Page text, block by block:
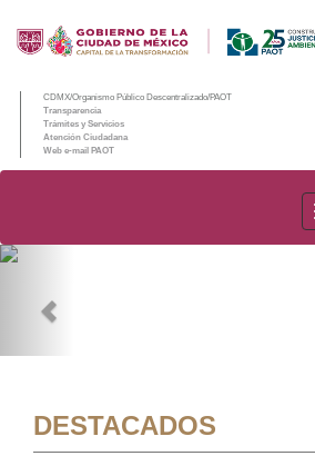
CDMX/Organismo Público Descentralizado/PAOT
Transparencia
Trámites y Servicios
Atención Ciudadana
Web e-mail PAOT
DESTACADOS